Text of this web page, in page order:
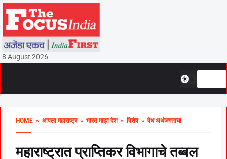
8 August 2026
HOME » आपला महाराष्ट्र» भारत माझा देश» विशेष» वेध अर्थजगताचा
महाराष्ट्रात प्राप्तिकर विभागाचे तब्बल